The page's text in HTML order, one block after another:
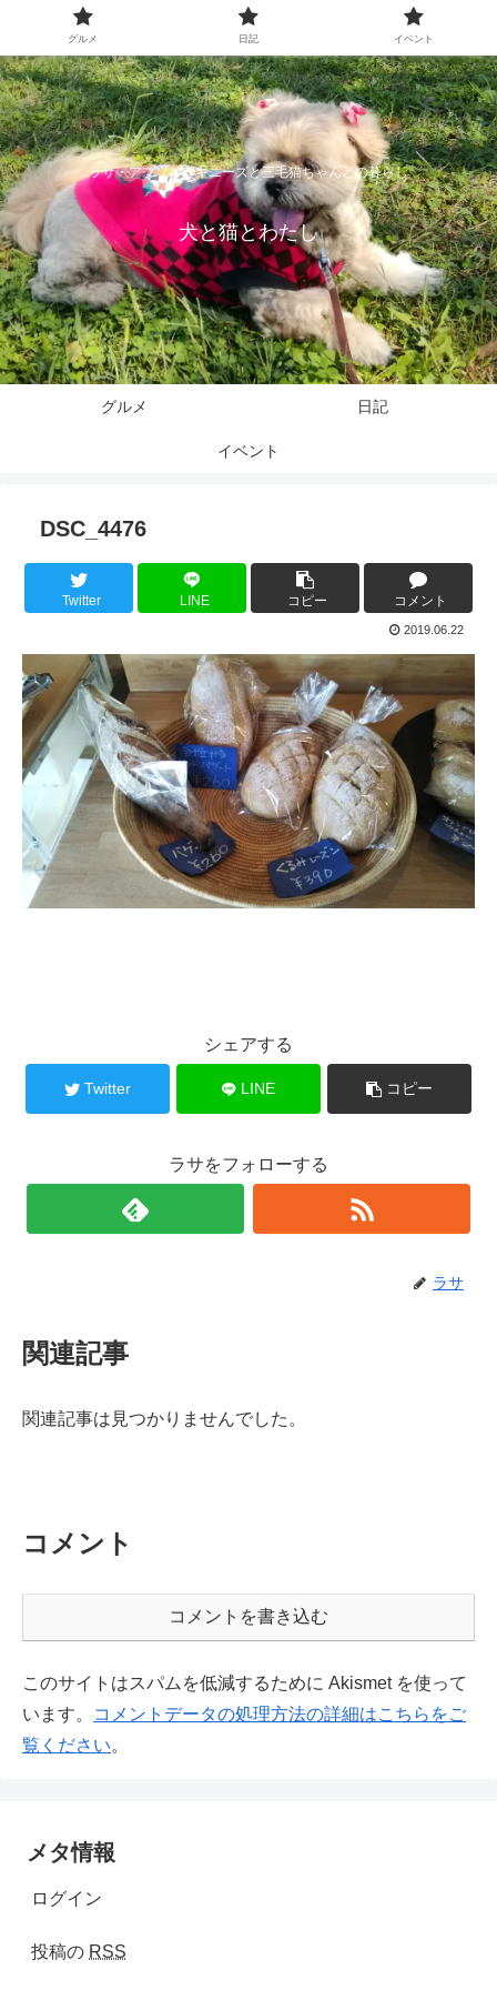
ラサ・アプソとペキニーズと三毛猫ちゃんとの暮らし
犬と猫とわたし
グルメ 日記
イベント
DSC_4476
Twitter LINE コピー コメント
2019.06.22
シェアする
Twitter LINE コピー
ラサをフォローする
ラサ
関連記事
関連記事は見つかりませんでした。
コメント
コメントを書き込む
このサイトはスパムを低減するために Akismet を使って
います。
コメントデータの処理方法の詳細はこちらをご
覧ください。
メタ情報
ログイン
投稿の RSS
グルメ 日記 イベント